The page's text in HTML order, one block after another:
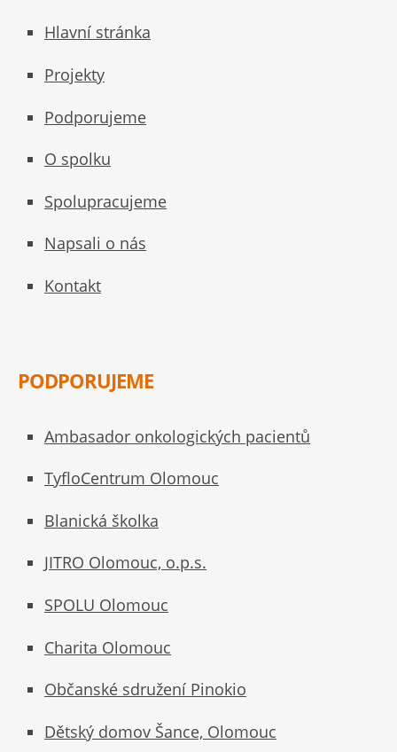
Hlavní stránka
Projekty
Podporujeme
O spolku
Spolupracujeme
Napsali o nás
Kontakt
PODPORUJEME
Ambasador onkologických pacientů
TyfloCentrum Olomouc
Blanická školka
JITRO Olomouc, o.p.s.
SPOLU Olomouc
Charita Olomouc
Občanské sdružení Pinokio
Dětský domov Šance, Olomouc